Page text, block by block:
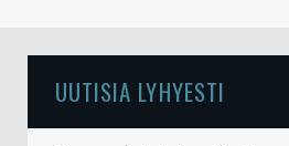
UUTISIA LYHYESTI